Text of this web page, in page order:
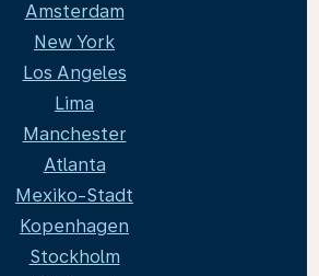
Amsterdam
New York
Los Angeles
Lima
Manchester
Atlanta
Mexiko-Stadt
Kopenhagen
Stockholm